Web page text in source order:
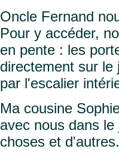
Oncle Fernand
Pour y accéder,
en pente : les
directement sur le
par l'escalier
Ma cousine
avec nous dans
choses et d'autres.